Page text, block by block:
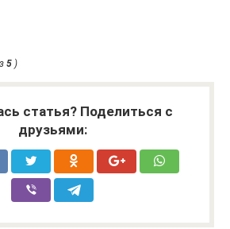
5 )
статья? Поделиться с
друзьями: